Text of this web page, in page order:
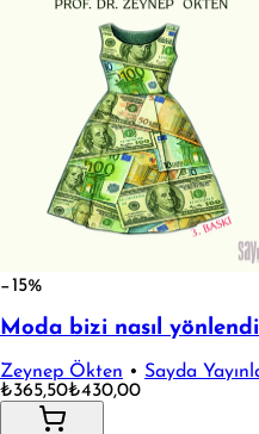
−15%
Moda bizi nasıl
Zeynep Ökten • Sayda
₺365,50₺430,00